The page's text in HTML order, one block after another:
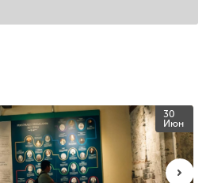
30
Июн